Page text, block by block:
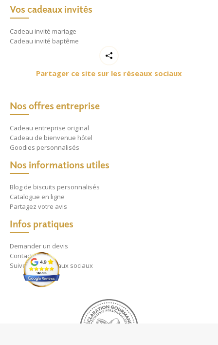
Vos cadeaux invités
Cadeau invité mariage
Cadeau invité baptême
Partager ce site sur les réseaux sociaux
Nos offres entreprise
Cadeau entreprise original
Cadeau de bienvenue hôtel
Goodies personnalisés
Nos informations utiles
Blog de biscuits personnalisés
Catalogue en ligne
Partagez votre avis
Infos pratiques
Demander un devis
Contact
Suivez nos réseaux sociaux